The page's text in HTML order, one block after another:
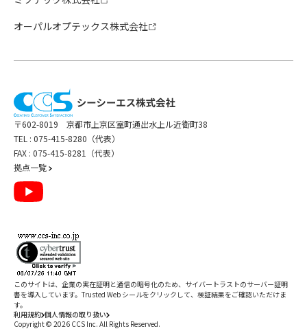
オーパルオプテックス株式会社
〒602-8019 京都市上京区室町通出水上ル近衛町38
TEL : 075-415-8280（代表）
FAX : 075-415-8281（代表）
拠点一覧
利用規約 個人情報の取り扱い
Copyright © 2026 CCS Inc. All Rights Reserved.
このサイトは、企業の実在証明と通信の暗号化のため、サイバートラストのサーバー証明
書を導入しています。Trusted Web シールをクリックして、検証結果をご確認いただけま
す。